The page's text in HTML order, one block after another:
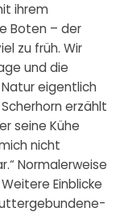
ihrem
Boten – der
zu früh. Wir
und die
eigentlich
erzählt
seine Kühe
nicht
Normalerweise
Einblicke